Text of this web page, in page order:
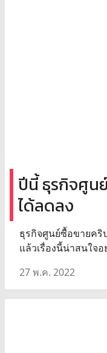
ปีนี้ ธุรกิจศูน
ได้ลดลง
ธุรกิจศูนย์ซื้อขายคริ
แล้วเรื่องนี้น่าสนใจ
27 พ.ค. 2022